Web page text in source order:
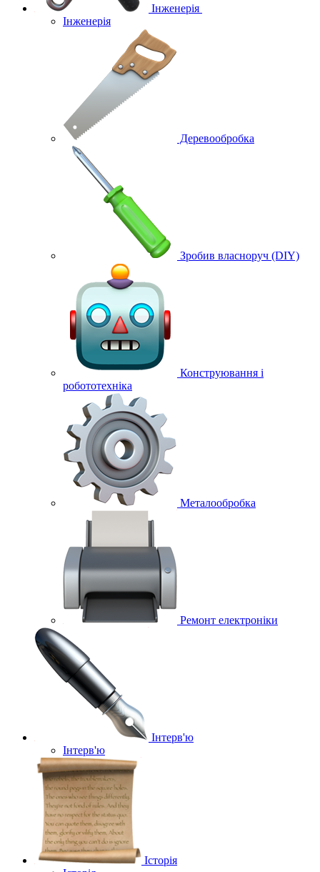
Інженерія
Інженерія
Деревообробка
Зробив власноруч (DIY)
Конструювання і
робототехніка
Металообробка
Ремонт електроніки
Інтерв'ю
Інтерв'ю
Історія